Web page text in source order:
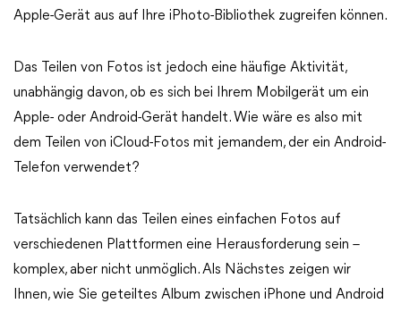
Apple-Gerät aus auf Ihre iPhoto-Bibliothek zugreifen können.
Das Teilen von Fotos ist jedoch eine häufige Aktivität,
unabhängig davon, ob es sich bei Ihrem Mobilgerät um ein
Apple- oder Android-Gerät handelt. Wie wäre es also mit
dem Teilen von iCloud-Fotos mit jemandem, der ein Android-
Telefon verwendet?
Tatsächlich kann das Teilen eines einfachen Fotos auf
verschiedenen Plattformen eine Herausforderung sein –
komplex, aber nicht unmöglich. Als Nächstes zeigen wir
Ihnen, wie Sie geteiltes Album zwischen iPhone und Android